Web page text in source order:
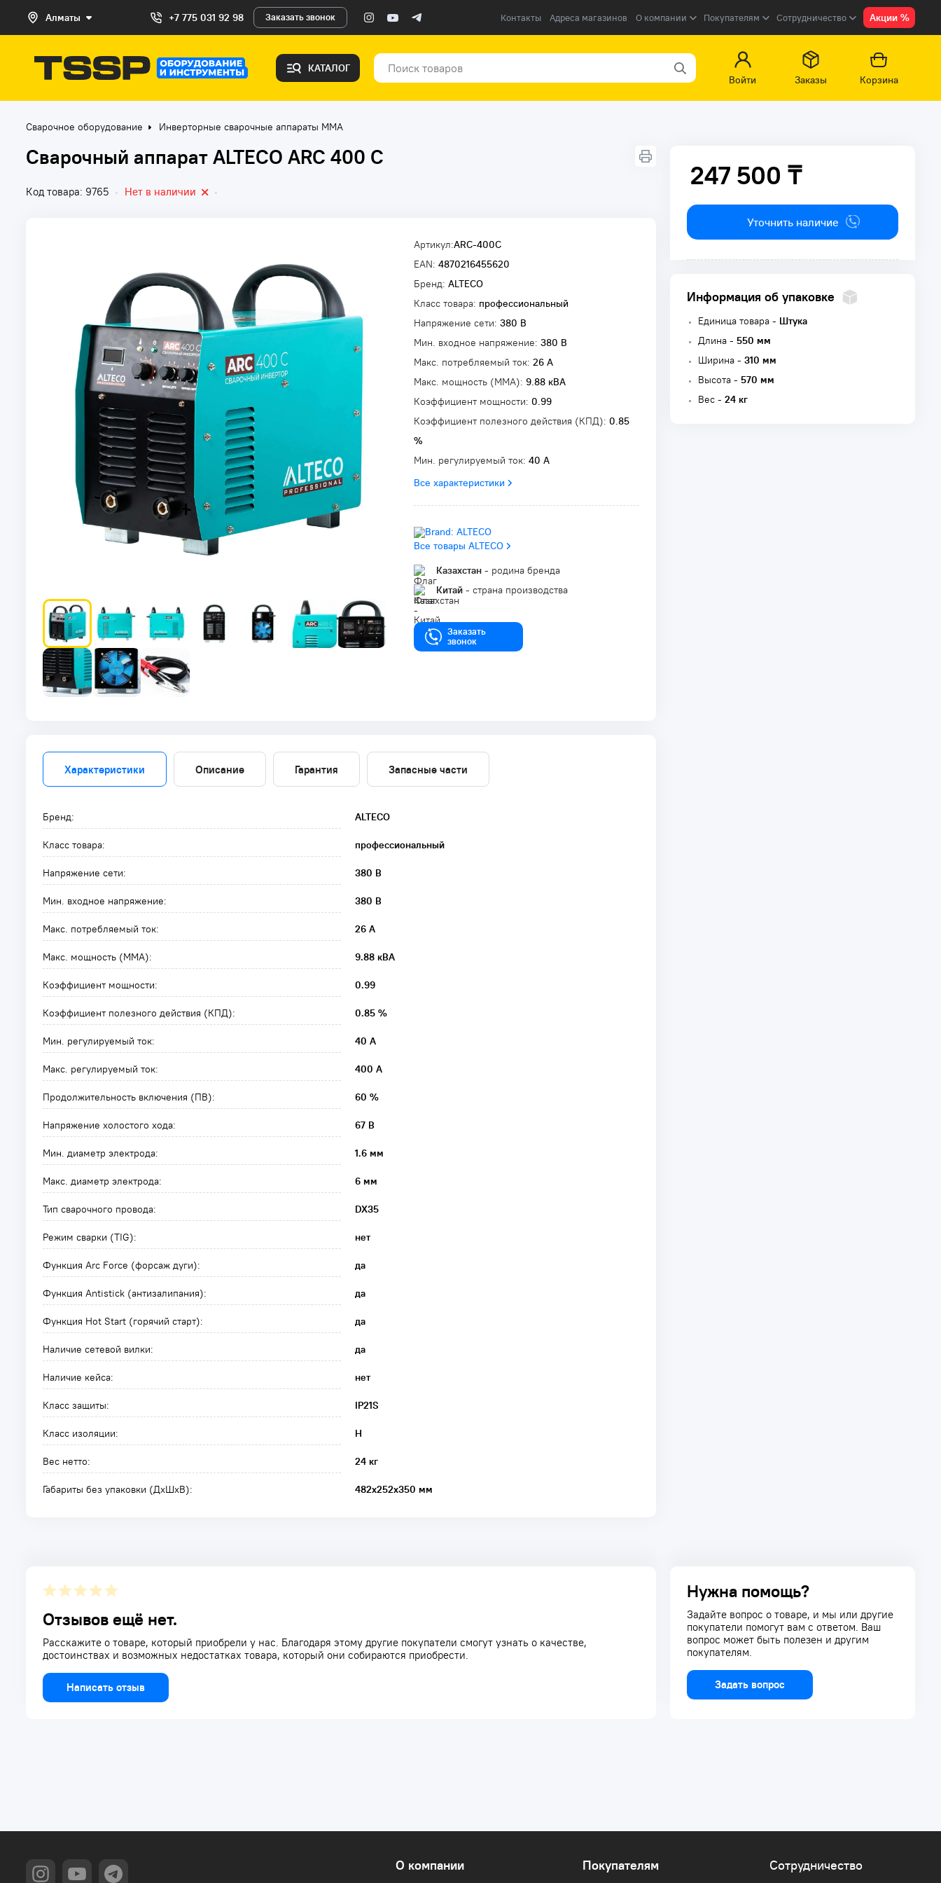
Алматы +7 775 031 92 98 Заказать звонок Контакты Адреса магазинов О компании Покупателям Сотрудничество Акции %
КАТАЛОГ
Войти
Заказы Корзина
Сварочное оборудование Инверторные сварочные аппараты ММА
Сварочный аппарат ALTECO ARC 400 С
Код товара: 9765 • Нет в наличии •
Артикул:ARC-400С
EAN: 4870216455620
Бренд: ALTECO
Класс товара: профессиональный
Напряжение сети: 380 В
Мин. входное напряжение: 380 В
Макс. потребляемый ток: 26 А
Макс. мощность (MMA): 9.88 кВА
Коэффициент мощности: 0.99
Коэффициент полезного действия (КПД): 0.85
%
Мин. регулируемый ток: 40 А
Все характеристики
Все товары ALTECO
Казахстан - родина бренда
Китай - страна производства
Заказать
звонок
247 500 ₸
247 500 ₸
Уточнить наличие
Информация об упаковке
Единица товара - Штука
Длина - 550 мм
Ширина - 310 мм
Высота - 570 мм
Вес - 24 кг
Характеристики Описание Гарантия Запасные части
Бренд: ALTECO
Класс товара: профессиональный
Напряжение сети: 380 В
Мин. входное напряжение: 380 В
Макс. потребляемый ток: 26 А
Макс. мощность (MMA): 9.88 кВА
Коэффициент мощности: 0.99
Коэффициент полезного действия (КПД): 0.85 %
Мин. регулируемый ток: 40 А
Макс. регулируемый ток: 400 А
Продолжительность включения (ПВ): 60 %
Напряжение холостого хода: 67 В
Мин. диаметр электрода: 1.6 мм
Макс. диаметр электрода: 6 мм
Тип сварочного провода: DX35
Режим сварки (TIG): нет
Функция Arc Force (форсаж дуги): да
Функция Antistick (антизалипания): да
Функция Hot Start (горячий старт): да
Наличие сетевой вилки: да
Наличие кейса: нет
Класс защиты: IP21S
Класс изоляции: H
Вес нетто: 24 кг
Габариты без упаковки (ДxШxВ): 482x252x350 мм
Отзывов ещё нет.
Расскажите о товаре, который приобрели у нас. Благодаря этому другие покупатели смогут узнать о качестве,
достоинствах и возможных недостатках товара, который они собираются приобрести.
Написать отзыв
Нужна помощь?
Задайте вопрос о товаре, и мы или другие
покупатели помогут вам с ответом. Ваш
вопрос может быть полезен и другим
покупателям.
Задать вопрос
О компании Покупателям Сотрудничество